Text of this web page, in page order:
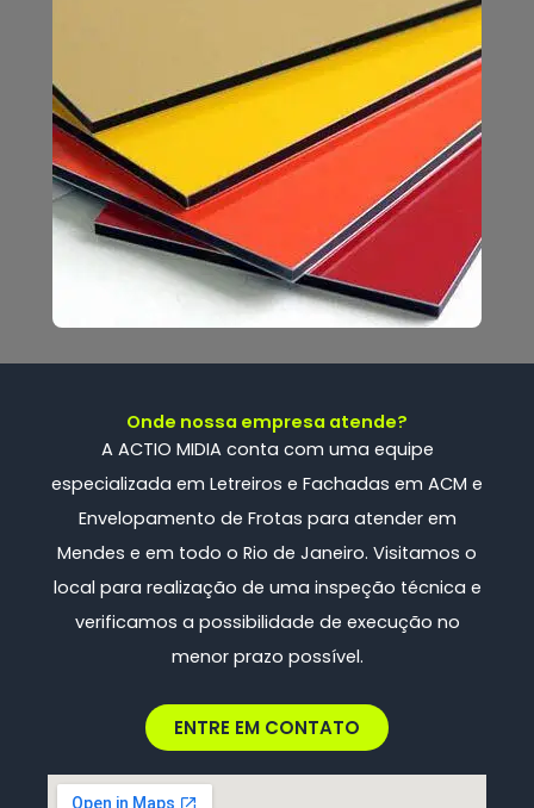
Onde nossa empresa atende?
A ACTIO MIDIA conta com uma equipe
especializada em Letreiros e Fachadas em ACM e
Envelopamento de Frotas para atender em
Mendes e em todo o Rio de Janeiro. Visitamos o
local para realização de uma inspeção técnica e
verificamos a possibilidade de execução no
menor prazo possível.
ENTRE EM CONTATO